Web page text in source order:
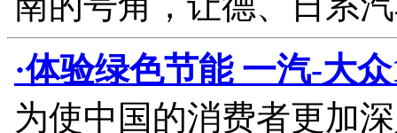
·体验绿色节能 一汽-大
为使中国的消费者更加